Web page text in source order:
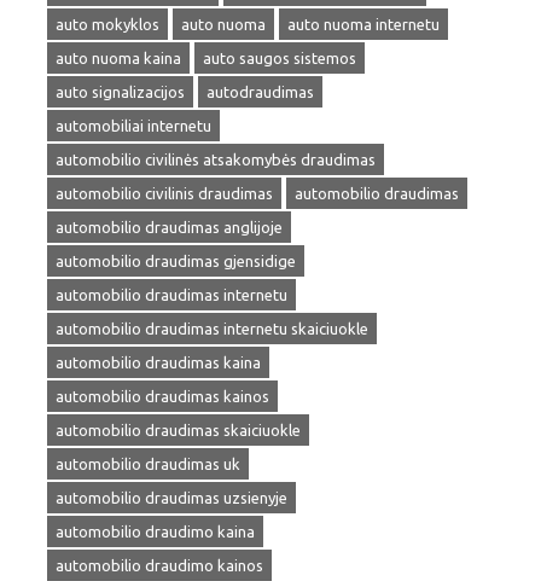
auto mokyklos
auto nuoma
auto nuoma internetu
auto nuoma kaina
auto saugos sistemos
auto signalizacijos
autodraudimas
automobiliai internetu
automobilio civilinės atsakomybės draudimas
automobilio civilinis draudimas
automobilio draudimas
automobilio draudimas anglijoje
automobilio draudimas gjensidige
automobilio draudimas internetu
automobilio draudimas internetu skaiciuokle
automobilio draudimas kaina
automobilio draudimas kainos
automobilio draudimas skaiciuokle
automobilio draudimas uk
automobilio draudimas uzsienyje
automobilio draudimo kaina
automobilio draudimo kainos